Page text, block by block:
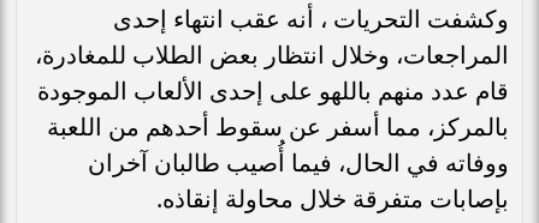
وكشفت التحريات ، أنه عقب انتهاء إحدى
المراجعات، وخلال انتظار بعض الطلاب للمغادرة،
قام عدد منهم باللهو على إحدى الألعاب الموجودة
بالمركز، مما أسفر عن سقوط أحدهم من اللعبة
ووفاته في الحال، فيما أُصيب طالبان آخران
بإصابات متفرقة خلال محاولة إنقاذه.